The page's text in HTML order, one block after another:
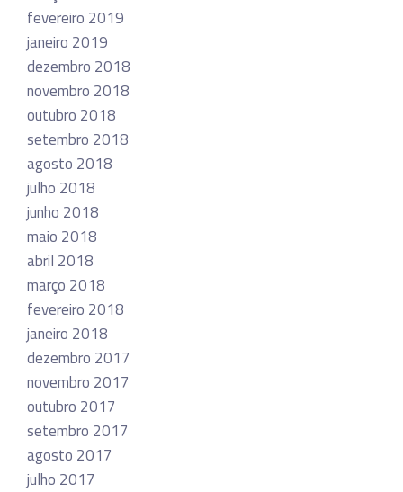
fevereiro 2019
janeiro 2019
dezembro 2018
novembro 2018
outubro 2018
setembro 2018
agosto 2018
julho 2018
junho 2018
maio 2018
abril 2018
março 2018
fevereiro 2018
janeiro 2018
dezembro 2017
novembro 2017
outubro 2017
setembro 2017
agosto 2017
julho 2017